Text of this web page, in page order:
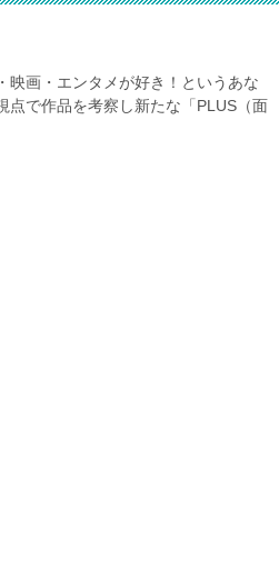
映画・エンタメが好き！というあな
点で作品を考察し新たな「PLUS（面